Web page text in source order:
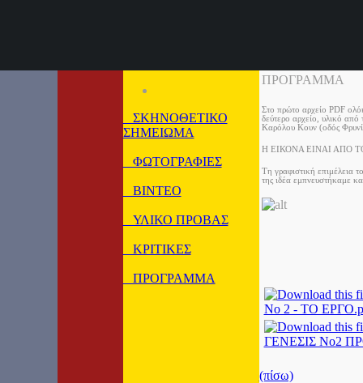
ΣΚΗΝΟΘΕΤΙΚΟ
ΣΗΜΕΙΩΜΑ
ΦΩΤΟΓΡΑΦΙΕΣ
ΒΙΝΤΕΟ
ΥΛΙΚΟ ΠΡΟΒΑΣ
ΚΡΙΤΙΚΕΣ
ΠΡΟΓΡΑΜΜΑ
ΠΡΟΓΡΑΜΜΑ
Στο πρώτο αρχείο PDF
δεύτερο αρχείο, υλικό
Καρόλου Κουν (οδός
Η ΕΙΚΟΝΑ ΕΙΝΑΙ ΑΠΟ
Τη γραφιστική επιμέλεια
της ιδέα εμπνευστήκαμε
Νο 2 - ΤΟ
ΓΕΝΕΣΙΣ Νο2
(πίσω)